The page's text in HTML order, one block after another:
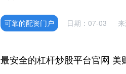
可靠的配资门户 日期：07-03